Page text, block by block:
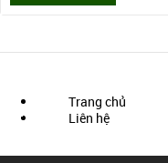
Trang chủ
Liên hệ